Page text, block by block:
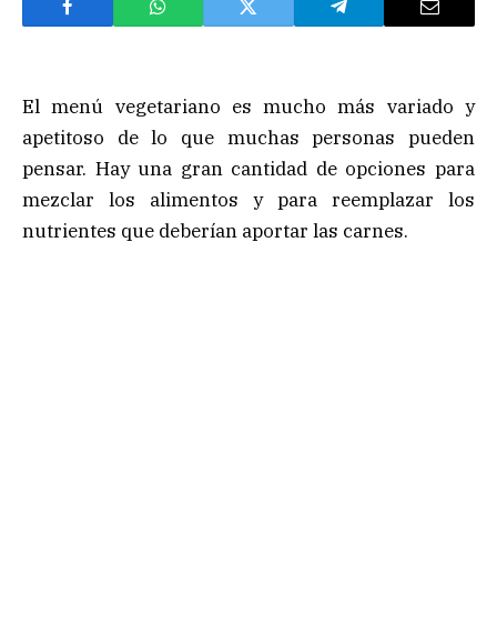
El menú vegetariano es mucho más variado y
apetitoso de lo que muchas personas pueden
pensar. Hay una gran cantidad de opciones para
mezclar los alimentos y para reemplazar los
nutrientes que deberían aportar las carnes.